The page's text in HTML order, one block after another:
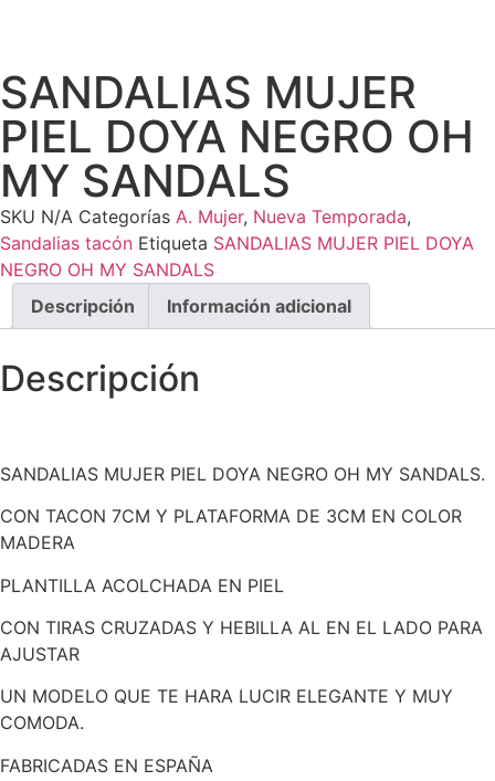
SANDALIAS MUJER
PIEL DOYA NEGRO OH
MY SANDALS
SKU N/A Categorías A. Mujer, Nueva Temporada,
Sandalias tacón Etiqueta SANDALIAS MUJER PIEL DOYA
NEGRO OH MY SANDALS
Descripción
Información adicional
Descripción
SANDALIAS MUJER PIEL DOYA NEGRO OH MY SANDALS.
CON TACON 7CM Y PLATAFORMA DE 3CM EN COLOR
MADERA
PLANTILLA ACOLCHADA EN PIEL
CON TIRAS CRUZADAS Y HEBILLA AL EN EL LADO PARA
AJUSTAR
UN MODELO QUE TE HARA LUCIR ELEGANTE Y MUY
COMODA.
FABRICADAS EN ESPAÑA